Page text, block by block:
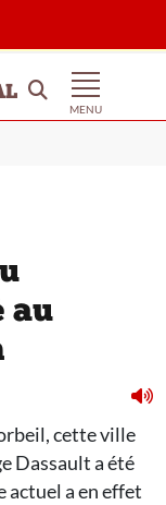
MENU
au
cette ville
Dassault a été
actuel a en effet